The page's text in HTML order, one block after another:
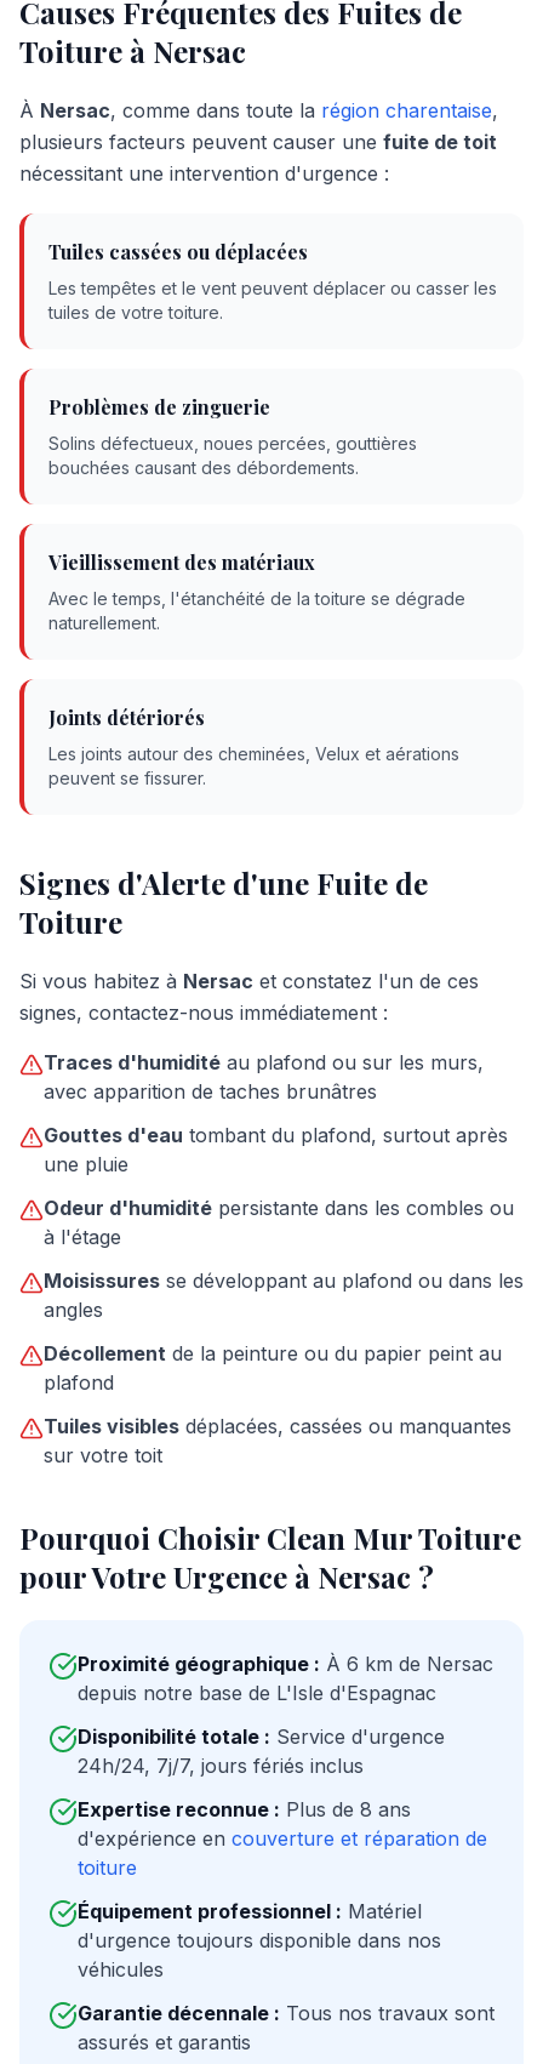
Causes Fréquentes des Fuites de
Toiture à Nersac
À Nersac, comme dans toute la région charentaise,
plusieurs facteurs peuvent causer une fuite de toit
nécessitant une intervention d'urgence :
Tuiles cassées ou déplacées
Les tempêtes et le vent peuvent déplacer ou casser les
tuiles de votre toiture.
Problèmes de zinguerie
Solins défectueux, noues percées, gouttières
bouchées causant des débordements.
Vieillissement des matériaux
Avec le temps, l'étanchéité de la toiture se dégrade
naturellement.
Joints détériorés
Les joints autour des cheminées, Velux et aérations
peuvent se fissurer.
Signes d'Alerte d'une Fuite de
Toiture
Si vous habitez à Nersac et constatez l'un de ces
signes, contactez-nous immédiatement :
Traces d'humidité au plafond ou sur les murs,
avec apparition de taches brunâtres
Gouttes d'eau tombant du plafond, surtout après
une pluie
Odeur d'humidité persistante dans les combles ou
à l'étage
Moisissures se développant au plafond ou dans les
angles
Décollement de la peinture ou du papier peint au
plafond
Tuiles visibles déplacées, cassées ou manquantes
sur votre toit
Pourquoi Choisir Clean Mur Toiture
pour Votre Urgence à Nersac ?
Proximité géographique : À 6 km de Nersac
depuis notre base de L'Isle d'Espagnac
Disponibilité totale : Service d'urgence
24h/24, 7j/7, jours fériés inclus
Expertise reconnue : Plus de 8 ans
d'expérience en couverture et réparation de
toiture
Équipement professionnel : Matériel
d'urgence toujours disponible dans nos
véhicules
Garantie décennale : Tous nos travaux sont
assurés et garantis